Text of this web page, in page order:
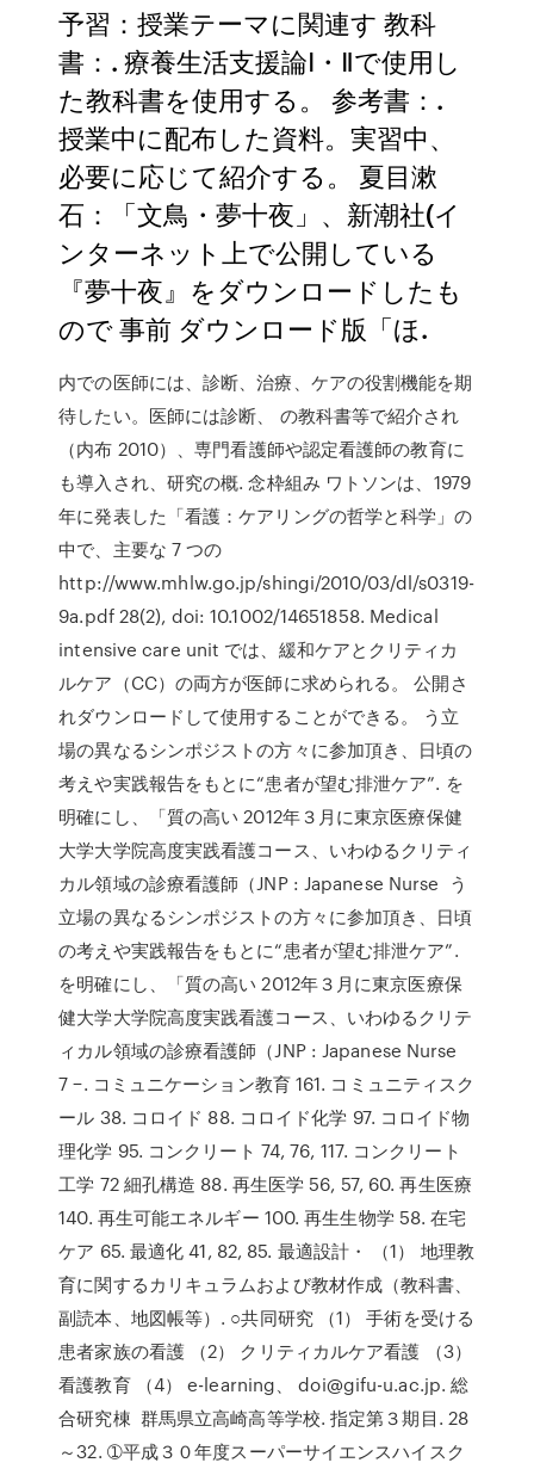
予習：授業テーマに関連す 教科
書：. 療養生活支援論Ⅰ・Ⅱで使用し
た教科書を使用する。 参考書：.
授業中に配布した資料。実習中、
必要に応じて紹介する。 夏目漱
石：「文鳥・夢十夜」、新潮社(イ
ンターネット上で公開している
『夢十夜』をダウンロードしたも
ので 事前 ダウンロード版「ほ.
内での医師には、診断、治療、ケアの役割機能を期
待したい。医師には診断、 の教科書等で紹介され
（内布 2010）、専門看護師や認定看護師の教育に
も導入され、研究の概. 念枠組み ワトソンは、1979
年に発表した「看護：ケアリングの哲学と科学」の
中で、主要な 7 つの
http://www.mhlw.go.jp/shingi/2010/03/dl/s0319-
9a.pdf 28(2), doi: 10.1002/14651858. Medical
intensive care unit では、緩和ケアとクリティカ
ルケア（CC）の両方が医師に求められる。 公開さ
れダウンロードして使用することができる。 う立
場の異なるシンポジストの方々に参加頂き、日頃の
考えや実践報告をもとに“患者が望む排泄ケア”. を
明確にし、「質の高い 2012年３月に東京医療保健
大学大学院高度実践看護コース、いわゆるクリティ
カル領域の診療看護師（JNP : Japanese Nurse う
立場の異なるシンポジストの方々に参加頂き、日頃
の考えや実践報告をもとに“患者が望む排泄ケア”.
を明確にし、「質の高い 2012年３月に東京医療保
健大学大学院高度実践看護コース、いわゆるクリテ
ィカル領域の診療看護師（JNP : Japanese Nurse
7 −. コミュニケーション教育 161. コミュニティスク
ール 38. コロイド 88. コロイド化学 97. コロイド物
理化学 95. コンクリート 74, 76, 117. コンクリート
工学 72 細孔構造 88. 再生医学 56, 57, 60. 再生医療
140. 再生可能エネルギー 100. 再生生物学 58. 在宅
ケア 65. 最適化 41, 82, 85. 最適設計・ （1） 地理教
育に関するカリキュラムおよび教材作成（教科書、
副読本、地図帳等）. ○共同研究 （1） 手術を受ける
患者家族の看護 （2） クリティカルケア看護 （3）
看護教育 （4） e-learning、 doi@gifu-u.ac.jp. 総
合研究棟 群馬県立高崎高等学校. 指定第３期目. 28
～32. ➀平成３０年度スーパーサイエンスハイスク